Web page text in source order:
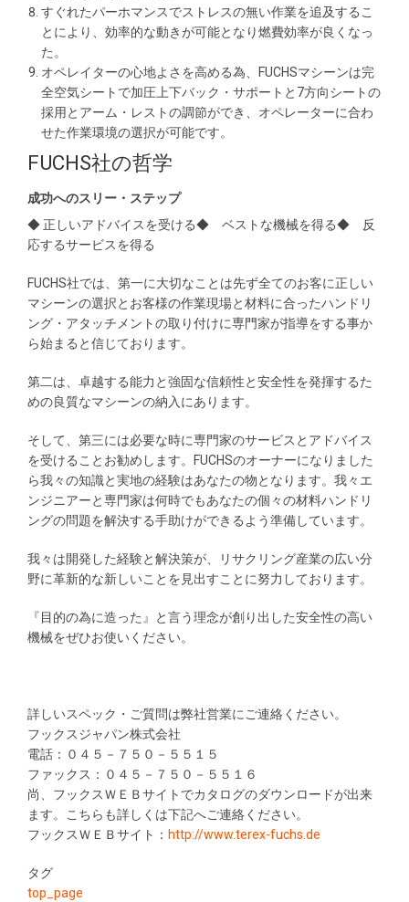
すぐれたパーホマンスでストレスの無い作業を追及するこ
とにより、効率的な動きが可能となり燃費効率が良くなっ
た。
オペレイターの心地よさを高める為、FUCHSマシーンは完
全空気シートで加圧上下バック・サポートと7方向シートの
採用とアーム・レストの調節ができ、オペレーターに合わ
せた作業環境の選択が可能です。
FUCHS社の哲学
成功へのスリー・ステップ
◆ 正しいアドバイスを受ける◆ ベストな機械を得る◆ 反
応するサービスを得る
FUCHS社では、第一に大切なことは先ず全てのお客に正しい
マシーンの選択とお客様の作業現場と材料に合ったハンドリ
ング・アタッチメントの取り付けに専門家が指導をする事か
ら始まると信じております。
第二は、卓越する能力と強固な信頼性と安全性を発揮するた
めの良質なマシーンの納入にあります。
そして、第三には必要な時に専門家のサービスとアドバイス
を受けることお勧めします。FUCHSのオーナーになりました
ら我々の知識と実地の経験はあなたの物となります。我々エ
ンジニアーと専門家は何時でもあなたの個々の材料ハンドリ
ングの問題を解決する手助けができるよう準備しています。
我々は開発した経験と解決策が、リサクリング産業の広い分
野に革新的な新しいことを見出すことに努力しております。
『目的の為に造った』と言う理念が創り出した安全性の高い
機械をぜひお使いください。
詳しいスペック・ご質問は弊社営業にご連絡ください。
フックスジャパン株式会社
電話：０４５－７５０－５５１５
ファックス：０４５－７５０－５５１６
尚、フックスＷＥＢサイトでカタログのダウンロードが出来
ます。こちらも詳しくは下記へご連絡ください。
フックスＷＥＢサイト： http://www.terex-fuchs.de
タグ
top_page